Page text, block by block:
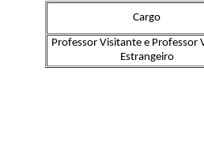
Cargo
Professor Visitante e Professor
Estrangeiro